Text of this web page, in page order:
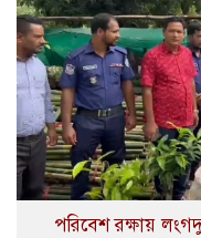
পরিবেশ রক্ষায়